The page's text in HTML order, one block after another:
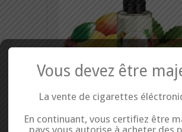
Vous devez être
La vente de cigarettes
En continuant, vous certifiez être
pays vous autorise à acheter